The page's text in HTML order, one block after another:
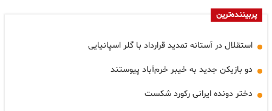
پربیننده‌ترین
استقلال در آستانه تمدید قرارداد با گلر اسپانیایی
دو بازیکن جدید به خیبر خرم‌آباد پیوستند
دختر دونده ایرانی رکورد شکست